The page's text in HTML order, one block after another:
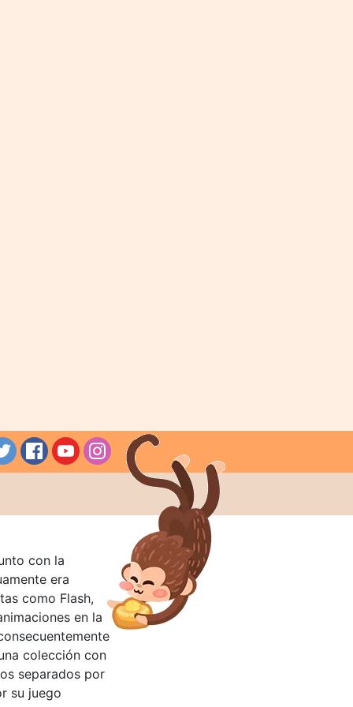
con la
era
como Flash,
en la
colección con
separados por
su juego